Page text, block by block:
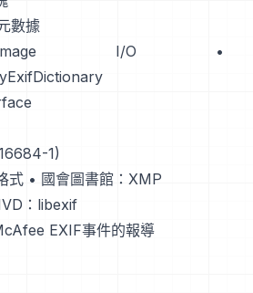
數據
I/O •
1)
式 • 國會圖書館：XMP
：libexif
EXIF事件的報導